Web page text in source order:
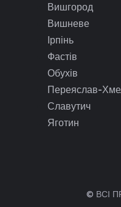
Вишгород
Вишневе
Ірпінь
Фастів
Обухів
Переяслав-
Славутич
Яготин
© ВСІ